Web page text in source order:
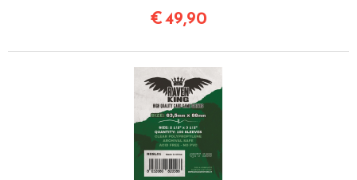
€49,90